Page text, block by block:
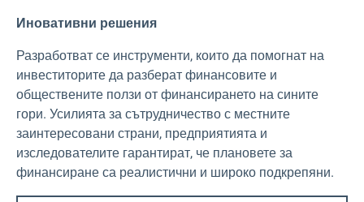
Иновативни решения
Разработват се инструменти, които да помогнат на
инвеститорите да разберат финансовите и
обществените ползи от финансирането на сините
гори. Усилията за сътрудничество с местните
заинтересовани страни, предприятията и
изследователите гарантират, че плановете за
финансиране са реалистични и широко подкрепяни.